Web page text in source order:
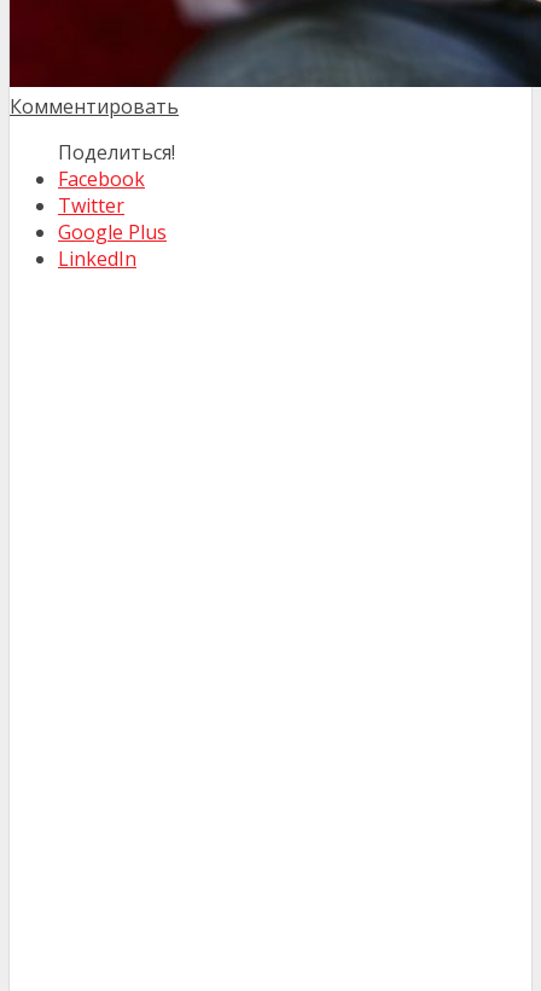
Комментировать
Поделиться!
Facebook
Twitter
Google Plus
LinkedIn